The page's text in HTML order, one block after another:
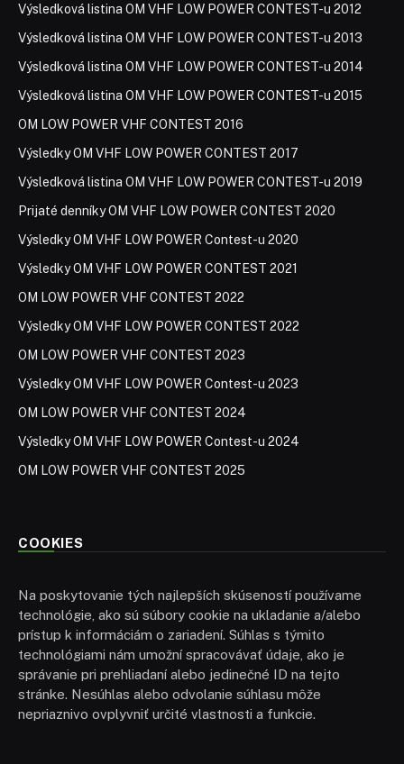
Výsledková listina OM VHF LOW POWER CONTEST-u 2012
Výsledková listina OM VHF LOW POWER CONTEST-u 2013
Výsledková listina OM VHF LOW POWER CONTEST-u 2014
Výsledková listina OM VHF LOW POWER CONTEST-u 2015
OM LOW POWER VHF CONTEST 2016
Výsledky OM VHF LOW POWER CONTEST 2017
Výsledková listina OM VHF LOW POWER CONTEST-u 2019
Prijaté denníky OM VHF LOW POWER CONTEST 2020
Výsledky OM VHF LOW POWER Contest-u 2020
Výsledky OM VHF LOW POWER CONTEST 2021
OM LOW POWER VHF CONTEST 2022
Výsledky OM VHF LOW POWER CONTEST 2022
OM LOW POWER VHF CONTEST 2023
Výsledky OM VHF LOW POWER Contest-u 2023
OM LOW POWER VHF CONTEST 2024
Výsledky OM VHF LOW POWER Contest-u 2024
OM LOW POWER VHF CONTEST 2025
COOKIES
Na poskytovanie tých najlepších skúseností používame
technológie, ako sú súbory cookie na ukladanie a/alebo
prístup k informáciám o zariadení. Súhlas s týmito
technológiami nám umožní spracovávať údaje, ako je
správanie pri prehliadaní alebo jedinečné ID na tejto
stránke. Nesúhlas alebo odvolanie súhlasu môže
nepriaznivo ovplyvniť určité vlastnosti a funkcie.